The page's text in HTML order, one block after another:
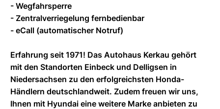
- Wegfahrsperre
- Zentralverriegelung fernbedienbar
- eCall (automatischer Notruf)
Erfahrung seit 1971! Das Autohaus Kerkau gehört
mit den Standorten Einbeck und Delligsen in
Niedersachsen zu den erfolgreichsten Honda-
Händlern deutschlandweit. Zudem freuen wir uns,
Ihnen mit Hyundai eine weitere Marke anbieten zu